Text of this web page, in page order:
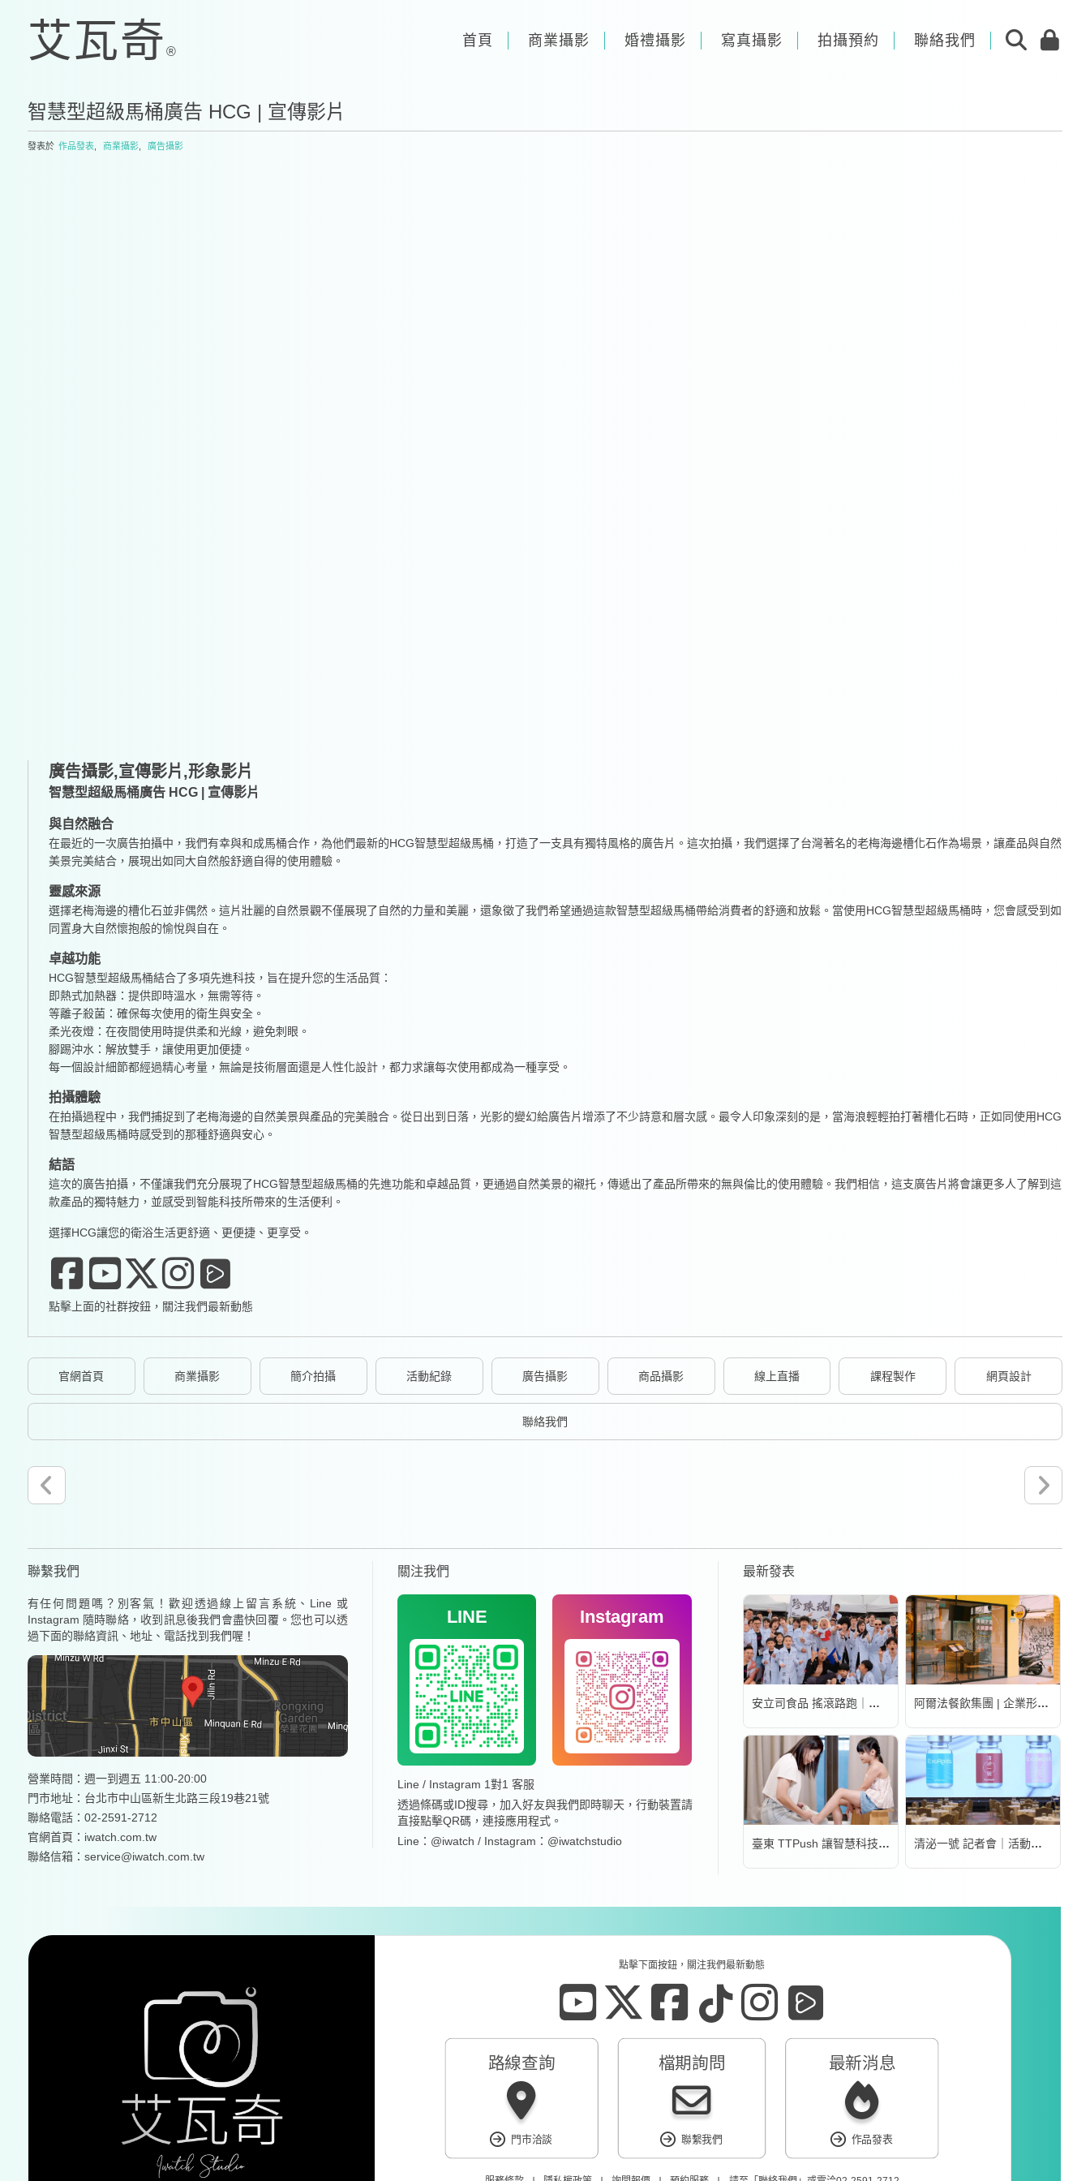
首頁 商業攝影 婚禮攝影 寫真攝影 拍攝預約 聯絡我們
智慧型超級馬桶廣告 HCG | 宣傳影片
發表於 作品發表, 商業攝影, 廣告攝影
廣告攝影,宣傳影片,形象影片
智慧型超級馬桶廣告 HCG | 宣傳影片
與自然融合
在最近的一次廣告拍攝中，我們有幸與和成馬桶合作，為他們最新的HCG智慧型超級馬桶，打造了一支具有獨特風格的廣告片。這次拍攝，我們選擇了台灣著名的老梅海邊槽化石作為場景，讓產品與自然
美景完美結合，展現出如同大自然般舒適自得的使用體驗。
靈感來源
選擇老梅海邊的槽化石並非偶然。這片壯麗的自然景觀不僅展現了自然的力量和美麗，還象徵了我們希望通過這款智慧型超級馬桶帶給消費者的舒適和放鬆。當使用HCG智慧型超級馬桶時，您會感受到如
同置身大自然懷抱般的愉悅與自在。
卓越功能
HCG智慧型超級馬桶結合了多項先進科技，旨在提升您的生活品質：
即熱式加熱器：提供即時溫水，無需等待。
等離子殺菌：確保每次使用的衛生與安全。
柔光夜燈：在夜間使用時提供柔和光線，避免刺眼。
腳踢沖水：解放雙手，讓使用更加便捷。
每一個設計細節都經過精心考量，無論是技術層面還是人性化設計，都力求讓每次使用都成為一種享受。
拍攝體驗
在拍攝過程中，我們捕捉到了老梅海邊的自然美景與產品的完美融合。從日出到日落，光影的變幻給廣告片增添了不少詩意和層次感。最令人印象深刻的是，當海浪輕輕拍打著槽化石時，正如同使用HCG
智慧型超級馬桶時感受到的那種舒適與安心。
結語
這次的廣告拍攝，不僅讓我們充分展現了HCG智慧型超級馬桶的先進功能和卓越品質，更通過自然美景的襯托，傳遞出了產品所帶來的無與倫比的使用體驗。我們相信，這支廣告片將會讓更多人了解到這
款產品的獨特魅力，並感受到智能科技所帶來的生活便利。
選擇HCG讓您的衛浴生活更舒適、更便捷、更享受。
點擊上面的社群按鈕，關注我們最新動態
官網首頁 商業攝影 簡介拍攝 活動紀錄 廣告攝影 商品攝影 線上直播 課程製作 網頁設計
聯絡我們
聯繫我們
有任何問題嗎？別客氣！歡迎透過線上留言系統、Line 或
Instagram 隨時聯絡，收到訊息後我們會盡快回覆。您也可以透
過下面的聯絡資訊、地址、電話找到我們喔！
營業時間：週一到週五 11:00-20:00
門市地址：台北市中山區新生北路三段19巷21號
聯絡電話：02-2591-2712
官網首頁： iwatch.com.tw
聯絡信箱：service@iwatch.com.tw
關注我們
LINE Instagram
Line / Instagram 1對1 客服
透過條碼或ID搜尋，加入好友與我們即時聊天，行動裝置請
直接點擊QR碼，連接應用程式。
Line：@iwatch / Instagram：@iwatchstudio
最新發表
安立司食品 搖滾路跑｜活動錄影 阿爾法餐飲集團 | 企業形象宣傳片
臺東 TTPush 讓智慧科技更有溫度 | 形象影片 清泌一號 記者會｜活動錄影
點擊下面按鈕，關注我們最新動態
路線查詢
門市洽談
最新消息
作品發表
檔期詢問
聯繫我們